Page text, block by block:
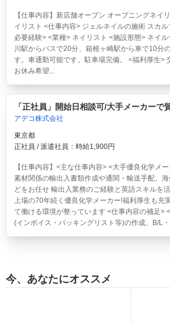
【仕事内容】新店舗オープン オープニングネイ
イリスト <仕事内容> ジェルネイルの施術 スカ
必要経験> <業種> ネイリスト <施設形態> ネイ
川駅からバスで20分、箱根ヶ崎駅から車で10分
す。車通勤可能です。駐車場完備。 <福利厚生>
お休み希望...
「正社員」開始日相談可/大手メーカーで
アデコ株式会社
東京都
正社員 / 派遣社員：時給1,900円
【仕事内容】<主な仕事内容> <大手優良化学メ
素材関係の輸出入書類作成や通関・輸送手配、
どをお任せ 輸出入業務のご経験と英語スキルを
上場の70年続く優良化学メーカー!福利厚生も充
て働ける環境が整っています <仕事内容の補足>
(インボイス・パッキングリスト等)の作成、B/L
今、あなたにオススメ